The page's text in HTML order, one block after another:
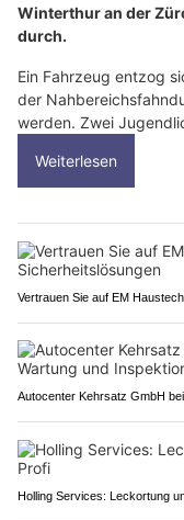
Winterthur an der
durch.
Ein Fahrzeug entzog
der
werden. Zwei
Weiterlesen
Vertrauen Sie auf EM
Autocenter Kehrsatz GmbH
Holling Services: Leckortung